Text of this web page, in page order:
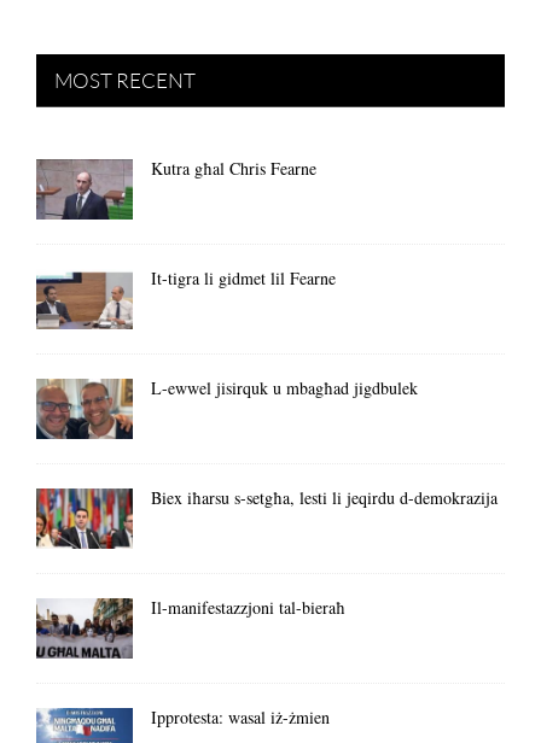
MOST RECENT
Kutra għal Chris Fearne
It-tigra li gidmet lil Fearne
L-ewwel jisirquk u mbagħad jigdbulek
Biex iħarsu s-setgħa, lesti li jeqirdu d-demokrazija
Il-manifestazzjoni tal-bieraħ
Ipprotesta: wasal iż-żmien